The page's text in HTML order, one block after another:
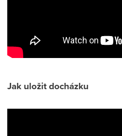
Jak uložit docházku